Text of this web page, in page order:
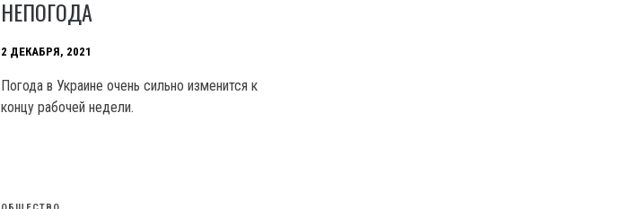
НЕПОГОДА
2 ДЕКАБРЯ, 2021
Погода в Украине очень сильно изменится к
концу рабочей недели.